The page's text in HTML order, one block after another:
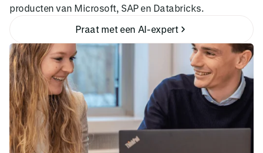
producten van Microsoft, SAP en Databricks.
Praat met een AI-expert